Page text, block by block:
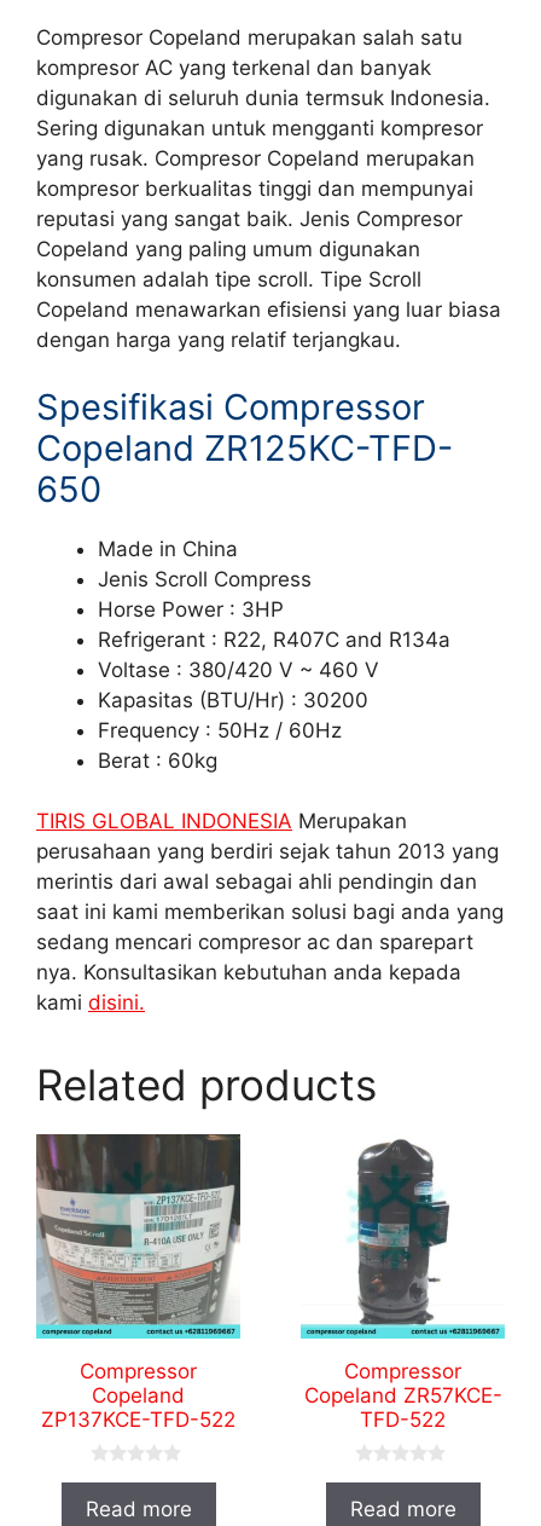
Compresor Copeland merupakan salah satu
kompresor AC yang terkenal dan banyak
digunakan di seluruh dunia termsuk Indonesia.
Sering digunakan untuk mengganti kompresor
yang rusak. Compresor Copeland merupakan
kompresor berkualitas tinggi dan mempunyai
reputasi yang sangat baik. Jenis Compresor
Copeland yang paling umum digunakan
konsumen adalah tipe scroll. Tipe Scroll
Copeland menawarkan efisiensi yang luar biasa
dengan harga yang relatif terjangkau.
Spesifikasi Compressor
Copeland ZR125KC-TFD-
650
Made in China
Jenis Scroll Compress
Horse Power : 3HP
Refrigerant : R22, R407C and R134a
Voltase : 380/420 V ~ 460 V
Kapasitas (BTU/Hr) : 30200
Frequency : 50Hz / 60Hz
Berat : 60kg
TIRIS GLOBAL INDONESIA Merupakan
perusahaan yang berdiri sejak tahun 2013 yang
merintis dari awal sebagai ahli pendingin dan
saat ini kami memberikan solusi bagi anda yang
sedang mencari compresor ac dan sparepart
nya. Konsultasikan kebutuhan anda kepada
kami disini.
Related products
Compressor
Copeland
ZP137KCE-TFD-522
u
Read more
Compressor
Copeland ZR57KCE-
TFD-522
u
Read more